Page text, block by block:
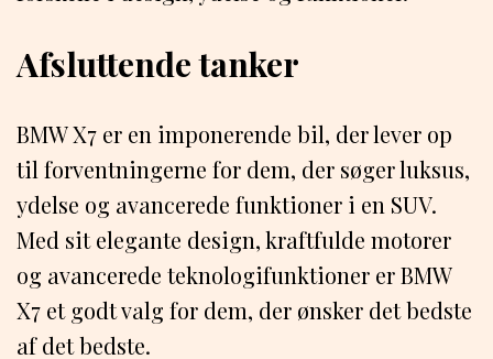
Afsluttende tanker
BMW X7 er en imponerende bil, der lever op
til forventningerne for dem, der søger luksus,
ydelse og avancerede funktioner i en SUV.
Med sit elegante design, kraftfulde motorer
og avancerede teknologifunktioner er BMW
X7 et godt valg for dem, der ønsker det bedste
af det bedste.